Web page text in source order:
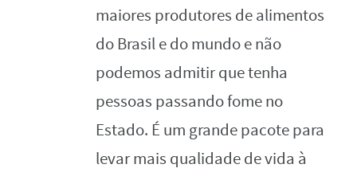
maiores produtores de alimentos
do Brasil e do mundo e não
podemos admitir que tenha
pessoas passando fome no
Estado. É um grande pacote para
levar mais qualidade de vida à